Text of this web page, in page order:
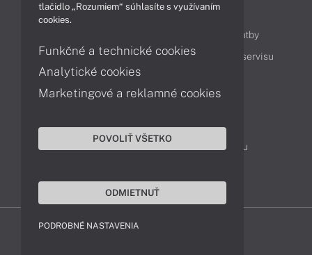
Obsah
Možnosti doručenia a platby
Podpora a servis
Servisné služby Cenník servisu
Kontakty
043 4224 771
Obchodné oddelenie
Reklamácia tovaru
tlačidlo „Rozumiem“ súhlasíte s využívaním
cookies.
Funkčné a technické cookies
Analytické cookies
Marketingové a reklamné cookies
POVOLIŤ VŠETKO
ODMIETNUŤ
PODROBNÉ NASTAVENIA